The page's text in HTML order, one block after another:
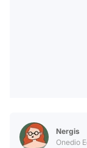
Nergis
Onedio